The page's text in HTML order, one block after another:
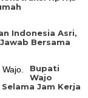
Indonesia Asri,
Bersama
Bupati
Wajo
Jam Kerja